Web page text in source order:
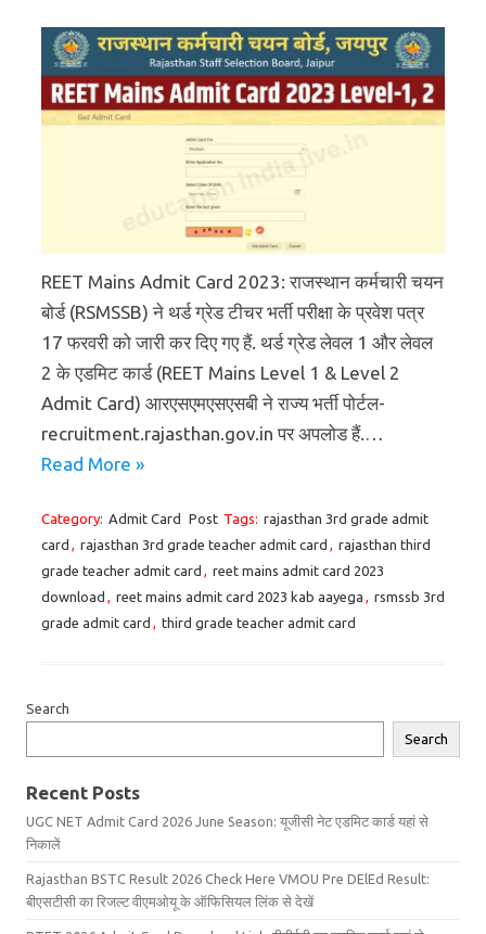
REET Mains Admit Card 2023: राजस्थान कर्मचारी चयन
बोर्ड (RSMSSB) ने थर्ड ग्रेड टीचर भर्ती परीक्षा के प्रवेश पत्र
17 फरवरी को जारी कर दिए गए हैं. थर्ड ग्रेड लेवल 1 और लेवल
2 के एडमिट कार्ड (REET Mains Level 1 & Level 2
Admit Card) आरएसएमएसएसबी ने राज्य भर्ती पोर्टल-
recruitment.rajasthan.gov.in पर अपलोड हैं.…
Read More »
Category: Admit Card Post Tags: rajasthan 3rd grade admit
card , rajasthan 3rd grade teacher admit card , rajasthan third
grade teacher admit card , reet mains admit card 2023
download , reet mains admit card 2023 kab aayega , rsmssb 3rd
grade admit card , third grade teacher admit card
Search
Search
Recent Posts
UGC NET Admit Card 2026 June Season: यूजीसी नेट एडमिट कार्ड यहां से
निकालें
Rajasthan BSTC Result 2026 Check Here VMOU Pre DElEd Result:
बीएसटीसी का रिजल्ट वीएमओयू के ऑफिसियल लिंक से देखें